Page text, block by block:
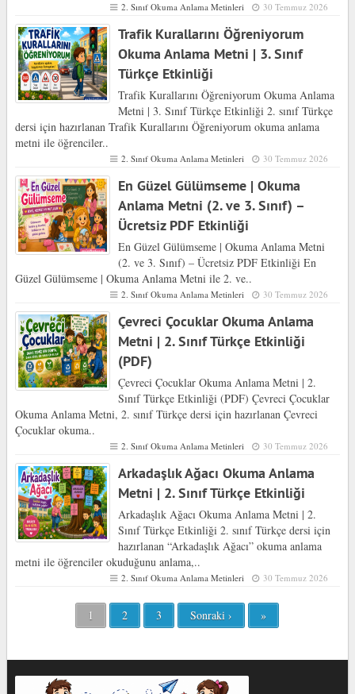
2. Sınıf Okuma Anlama Metinleri 30 Temmuz 2026
Trafik Kurallarını Öğreniyorum
Okuma Anlama Metni | 3. Sınıf
Türkçe Etkinliği
Trafik Kurallarını Öğreniyorum Okuma Anlama
Metni | 3. Sınıf Türkçe Etkinliği 2. sınıf Türkçe
dersi için hazırlanan Trafik Kurallarını Öğreniyorum okuma anlama
metni ile öğrenciler..
2. Sınıf Okuma Anlama Metinleri 30 Temmuz 2026
En Güzel Gülümseme | Okuma
Anlama Metni (2. ve 3. Sınıf) –
Ücretsiz PDF Etkinliği
En Güzel Gülümseme | Okuma Anlama Metni
(2. ve 3. Sınıf) – Ücretsiz PDF Etkinliği En
Güzel Gülümseme | Okuma Anlama Metni ile 2. ve..
2. Sınıf Okuma Anlama Metinleri 30 Temmuz 2026
Çevreci Çocuklar Okuma Anlama
Metni | 2. Sınıf Türkçe Etkinliği
(PDF)
Çevreci Çocuklar Okuma Anlama Metni | 2.
Sınıf Türkçe Etkinliği (PDF) Çevreci Çocuklar
Okuma Anlama Metni, 2. sınıf Türkçe dersi için hazırlanan Çevreci
Çocuklar okuma..
2. Sınıf Okuma Anlama Metinleri 30 Temmuz 2026
Arkadaşlık Ağacı Okuma Anlama
Metni | 2. Sınıf Türkçe Etkinliği
Arkadaşlık Ağacı Okuma Anlama Metni | 2.
Sınıf Türkçe Etkinliği 2. sınıf Türkçe dersi için
hazırlanan “Arkadaşlık Ağacı” okuma anlama
metni ile öğrenciler okuduğunu anlama,..
2. Sınıf Okuma Anlama Metinleri 30 Temmuz 2026
1 2 3 Sonraki › »